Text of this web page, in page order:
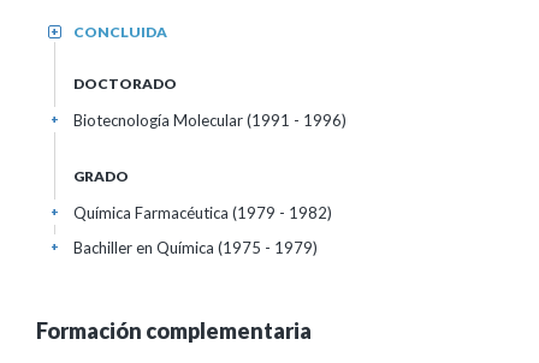
CONCLUIDA
+
DOCTORADO
Biotecnología Molecular (1991 - 1996)
+
GRADO
Química Farmacéutica (1979 - 1982)
+
Bachiller en Química (1975 - 1979)
+
Formación complementaria